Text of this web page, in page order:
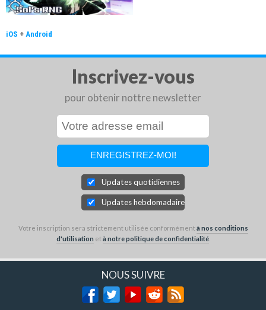
iOS + Android
Inscrivez-vous
pour obtenir nottre newsletter
Updates quotidiennes
Updates hebdomadaires
Votre inscription sera strictement utilisée conformémentà nos conditions
d'utilisation età notre politique de confidentialité.
NOUS SUIVRE